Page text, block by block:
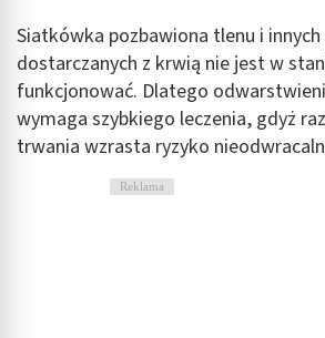
Siatkówka pozbawiona tlenu i
dostarczanych z krwią nie jest w
funkcjonować. Dlatego
wymaga szybkiego leczenia, gdyż
trwania wzrasta ryzyko
Reklama